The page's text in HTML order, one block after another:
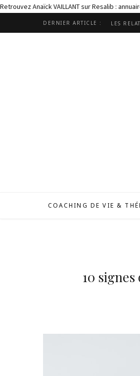
Retrouvez Anaïck VAILLANT sur Resalib :
DERNIER ARTICLE :
COACHING DE VIE &
10